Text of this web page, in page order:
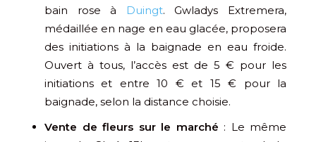
bain rose à
Duingt. Gwladys Extremera,
médaillée en nage en eau glacée, proposera
des initiations à la baignade en eau froide.
Ouvert à tous, l’accès est de 5 € pour les
initiations et entre 10 € et 15 € pour la
baignade, selon la distance choisie.
Vente de fleurs sur le marché : Le même